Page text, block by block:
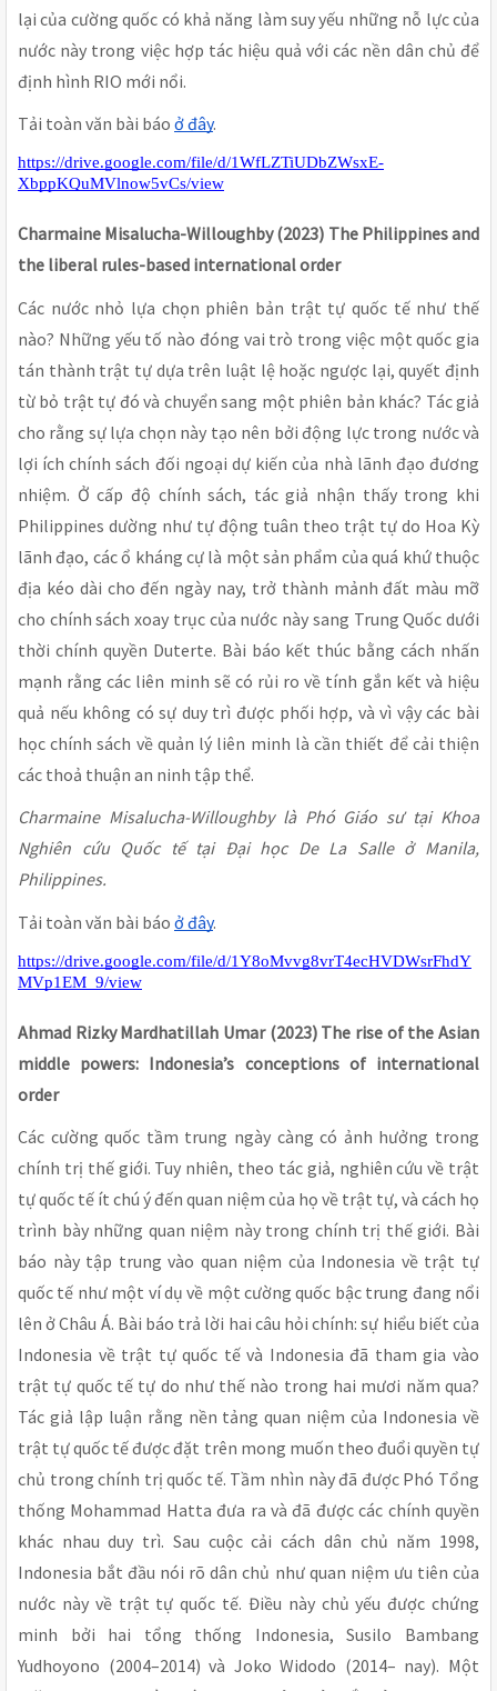
lại của cường quốc có khả năng làm suy yếu những nỗ lực của
nước này trong việc hợp tác hiệu quả với các nền dân chủ để
định hình RIO mới nổi.
Tải toàn văn bài báo ở đây.
https://drive.google.com/file/d/1WfLZTiUDbZWsxE-
XbppKQuMVlnow5vCs/view
Charmaine Misalucha-Willoughby (2023) The Philippines and
the liberal rules-based international order
Các nước nhỏ lựa chọn phiên bản trật tự quốc tế như thế
nào? Những yếu tố nào đóng vai trò trong việc một quốc gia
tán thành trật tự dựa trên luật lệ hoặc ngược lại, quyết định
từ bỏ trật tự đó và chuyển sang một phiên bản khác? Tác giả
cho rằng sự lựa chọn này tạo nên bởi động lực trong nước và
lợi ích chính sách đối ngoại dự kiến của nhà lãnh đạo đương
nhiệm. Ở cấp độ chính sách, tác giả nhận thấy trong khi
Philippines dường như tự động tuân theo trật tự do Hoa Kỳ
lãnh đạo, các ổ kháng cự là một sản phẩm của quá khứ thuộc
địa kéo dài cho đến ngày nay, trở thành mảnh đất màu mỡ
cho chính sách xoay trục của nước này sang Trung Quốc dưới
thời chính quyền Duterte. Bài báo kết thúc bằng cách nhấn
mạnh rằng các liên minh sẽ có rủi ro về tính gắn kết và hiệu
quả nếu không có sự duy trì được phối hợp, và vì vậy các bài
học chính sách về quản lý liên minh là cần thiết để cải thiện
các thoả thuận an ninh tập thể.
Charmaine Misalucha-Willoughby là Phó Giáo sư tại Khoa
Nghiên cứu Quốc tế tại Đại học De La Salle ở Manila,
Philippines.
Tải toàn văn bài báo ở đây.
https://drive.google.com/file/d/1Y8oMvvg8vrT4ecHVDWsrFhdY
MVp1EM_9/view
Ahmad Rizky Mardhatillah Umar (2023) The rise of the Asian
middle powers: Indonesia’s conceptions of international
order
Các cường quốc tầm trung ngày càng có ảnh hưởng trong
chính trị thế giới. Tuy nhiên, theo tác giả, nghiên cứu về trật
tự quốc tế ít chú ý đến quan niệm của họ về trật tự, và cách họ
trình bày những quan niệm này trong chính trị thế giới. Bài
báo này tập trung vào quan niệm của Indonesia về trật tự
quốc tế như một ví dụ về một cường quốc bậc trung đang nổi
lên ở Châu Á. Bài báo trả lời hai câu hỏi chính: sự hiểu biết của
Indonesia về trật tự quốc tế và Indonesia đã tham gia vào
trật tự quốc tế tự do như thế nào trong hai mươi năm qua?
Tác giả lập luận rằng nền tảng quan niệm của Indonesia về
trật tự quốc tế được đặt trên mong muốn theo đuổi quyền tự
chủ trong chính trị quốc tế. Tầm nhìn này đã được Phó Tổng
thống Mohammad Hatta đưa ra và đã được các chính quyền
khác nhau duy trì. Sau cuộc cải cách dân chủ năm 1998,
Indonesia bắt đầu nói rõ dân chủ như quan niệm ưu tiên của
nước này về trật tự quốc tế. Điều này chủ yếu được chứng
minh bởi hai tổng thống Indonesia, Susilo Bambang
Yudhoyono (2004–2014) và Joko Widodo (2014– nay). Một